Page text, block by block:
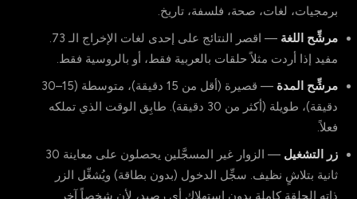
برمجيات، لغات، صحة، فلسفة، تاريخ.
مرشِّح اللغة
— اقصر النتائج على إحدى لغات الإخراج الـ 73.
مفيد إذا أردت مثلاً حلقات بالعربية فقط، أو بالروسية فقط.
مرشِّح المدة
— قصيرة (أقل من 15 دقيقة)، متوسطة (15–30
دقيقة)، طويلة (أكثر من 30 دقيقة). طابِق الوقت الذي تملكه
فعلاً.
زر التشغيل
— الزوار غير المسجَّلين يحصلون على معاينة 30
ثانية بتلاشٍ نظيف. سجِّل الدخول (بدون بطاقة) ويُشغِّل الزر
ذاته الحلقة كاملة بدون استهلاك أي رصيد، لأن شخصاً آخر